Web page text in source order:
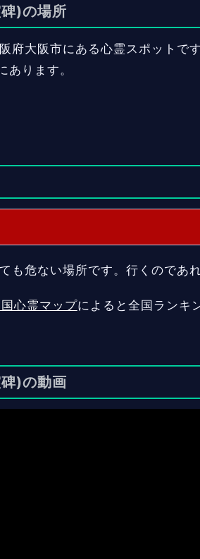
)の場所
府大阪市にある心霊スポット
ります。
危ない場所です。行くのであ
心霊マップによると全国ランキ
)の動画